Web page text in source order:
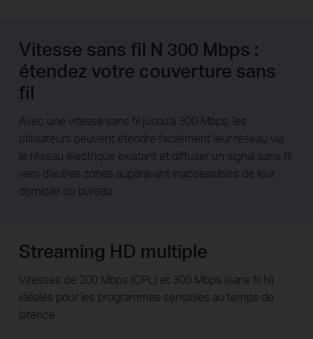
Vitesse sans fil N 300 Mbps :
étendez votre couverture sans
fil
Avec une vitesse sans fil jusqu'à 300 Mbps, les
utilisateurs peuvent étendre facilement leur réseau via
le réseau électrique existant et diffuser un signal sans fil
vers d'autres zones auparavant inaccessibles de leur
domicile ou bureau.
Streaming HD multiple
Vitesses de 200 Mbps (CPL) et 300 Mbps (sans fil N)
idéales pour les programmes sensibles au temps de
latence.